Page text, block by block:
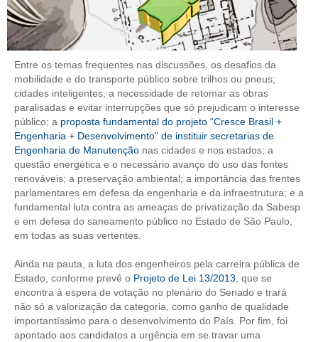
HOMOLOGAÇÕES
PISO SALARIAL
FIQUE POR DENTRO
OPORTUNIDADES
APRESENTAÇÃO
EMPREGO E ESTÁGIO
CARREIRA
AUTÔNOMOS E SERVIÇOS
NEWSLETTER
GUIA DAS ENGENHARIAS
CONTATO
CURSOS
Entre os temas frequentes nas discussões, os desafios da
mobilidade e do transporte público sobre trilhos ou pneus;
cidades inteligentes; a necessidade de retomar as obras
paralisadas e evitar interrupções que só prejudicam o interesse
público; a proposta fundamental do projeto “Cresce Brasil +
Engenharia + Desenvolvimento” de instituir secretarias de
Engenharia de Manutenção nas cidades e nos estados; a
questão energética e o necessário avanço do uso das fontes
renováveis; a preservação ambiental; a importância das frentes
parlamentares em defesa da engenharia e da infraestrutura; e a
fundamental luta contra as ameaças de privatização da Sabesp
e em defesa do saneamento público no Estado de São Paulo,
em todas as suas vertentes.
Ainda na pauta, a luta dos engenheiros pela carreira pública de
Estado, conforme prevê o Projeto de Lei 13/2013, que se
encontra à espera de votação no plenário do Senado e trará
não só a valorização da categoria, como ganho de qualidade
importantíssimo para o desenvolvimento do País. Por fim, foi
apontado aos candidatos a urgência em se travar uma